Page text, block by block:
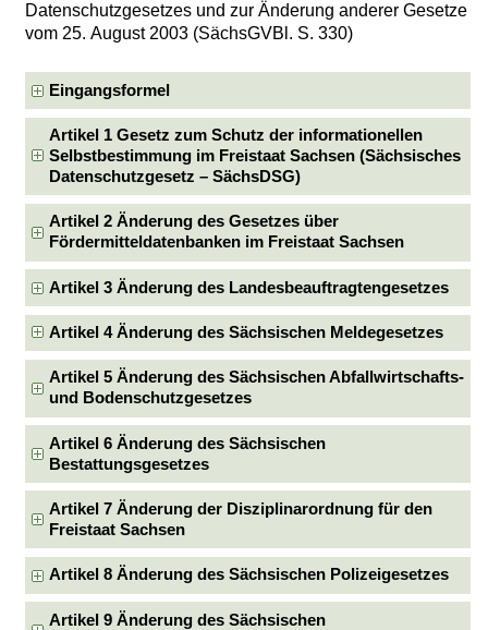
Datenschutzgesetzes und zur Änderung anderer Gesetze
vom 25. August 2003 (SächsGVBl. S. 330)
Eingangsformel
Artikel 1 Gesetz zum Schutz der informationellen
Selbstbestimmung im Freistaat Sachsen (Sächsisches
Datenschutzgesetz – SächsDSG)
Artikel 2 Änderung des Gesetzes über
Fördermitteldatenbanken im Freistaat Sachsen
Artikel 3 Änderung des Landesbeauftragtengesetzes
Artikel 4 Änderung des Sächsischen Meldegesetzes
Artikel 5 Änderung des Sächsischen Abfallwirtschafts-
und Bodenschutzgesetzes
Artikel 6 Änderung des Sächsischen
Bestattungsgesetzes
Artikel 7 Änderung der Disziplinarordnung für den
Freistaat Sachsen
Artikel 8 Änderung des Sächsischen Polizeigesetzes
Artikel 9 Änderung des Sächsischen